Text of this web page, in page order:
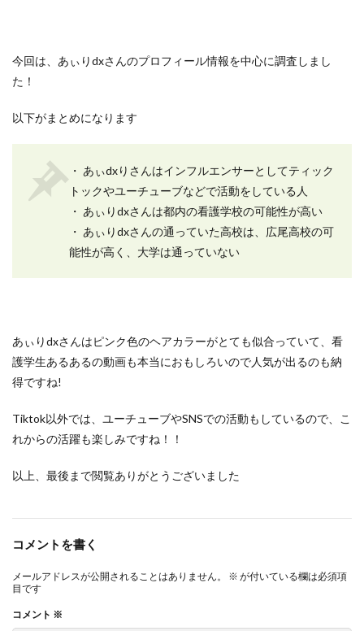
今回は、あぃりdxさんのプロフィール情報を中心に調査しまし
た！
以下がまとめになります
・ あぃdxりさんはインフルエンサーとしてティック
トックやユーチューブなどで活動をしている人
・ あぃりdxさんは都内の看護学校の可能性が高い
・ あぃりdxさんの通っていた高校は、広尾高校の可
能性が高く、大学は通っていない
あぃりdxさんはピンク色のヘアカラーがとても似合っていて、看
護学生あるあるの動画も本当におもしろいので人気が出るのも納
得ですね!
Tiktok以外では、ユーチューブやSNSでの活動もしているので、こ
れからの活躍も楽しみですね！！
以上、最後まで閲覧ありがとうございました
コメントを書く
メールアドレスが公開されることはありません。 ※ が付いている欄は必須項
目です
コメント ※